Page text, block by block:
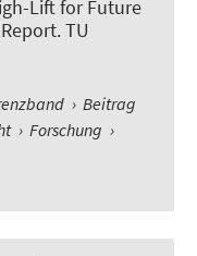
Lift for Future
TU
› Beitrag
› Forschung ›